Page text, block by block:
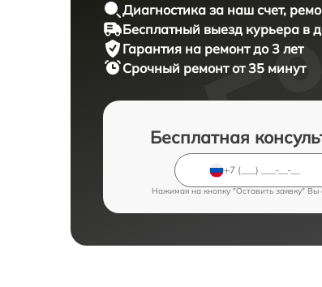
Диагностика за наш счет,
Бесплатный выезд курьера в
Гарантия на ремонт до 3 лет
Срочный ремонт от 35 минут
Бесплатная
Нажимая на кнопку "Оставить заявку" Вы